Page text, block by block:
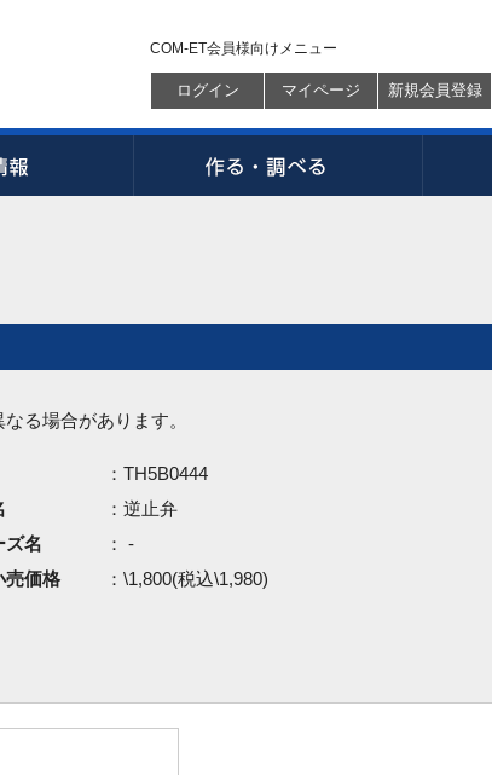
COM-ET会員様向けメニュー
ログイン マイページ 新規会員登録
る場合があります。
：TH5B0444
：逆止弁
ズ名
： -
売価格
：\1,800(税込\1,980)